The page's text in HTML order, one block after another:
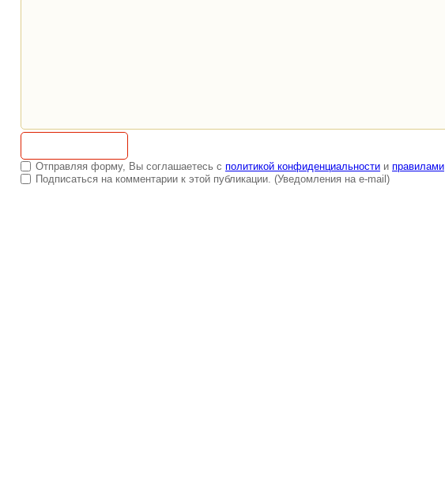
Отправляя форму, Вы соглашаетесь с политикой конфиденциальности и правилами
Подписаться на комментарии к этой публикации. (Уведомления на e-mail)